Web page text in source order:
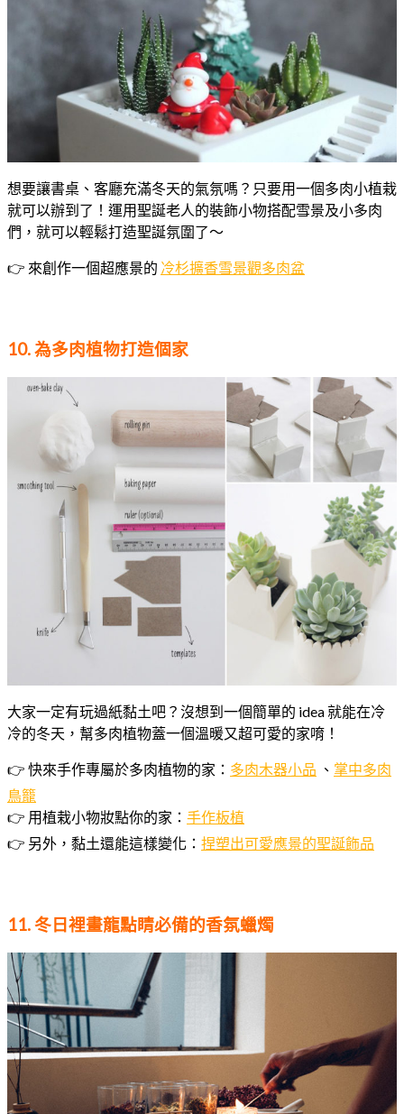
想要讓書桌、客廳充滿冬天的氣氛嗎？只要用一個多肉小植栽
就可以辦到了！運用聖誕老人的裝飾小物搭配雪景及小多肉
們，就可以輕鬆打造聖誕氛圍了～
👉 來創作一個超應景的 冷杉擴香雪景觀多肉盆
10. 為多肉植物打造個家
大家一定有玩過紙黏土吧？沒想到一個簡單的 idea 就能在冷
冷的冬天，幫多肉植物蓋一個溫暖又超可愛的家唷！
👉 快來手作專屬於多肉植物的家： 多肉木器小品 、 掌中多肉
鳥籠
👉 用植栽小物妝點你的家： 手作板植
👉 另外，黏土還能這樣變化： 捏塑出可愛應景的聖誕飾品
11. 冬日裡畫龍點睛必備的香氛蠟燭